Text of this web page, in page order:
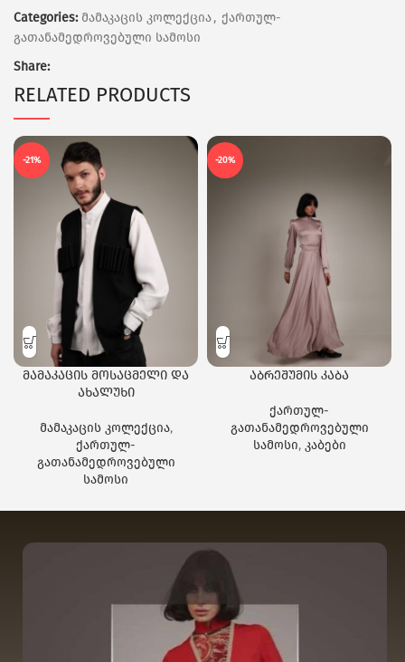
Categories: მამაკაცის კოლექცია, ქართულ-
გათანამედროვებული სამოსი
Share:
RELATED PRODUCTS
-21%
მამაკაცის მოსაცმელი და
ახალუხი
მამაკაცის კოლექცია,
ქართულ-
გათანამედროვებული
სამოსი
-20%
აბრეშუმის კაბა
ქართულ-
გათანამედროვებული
სამოსი, კაბები